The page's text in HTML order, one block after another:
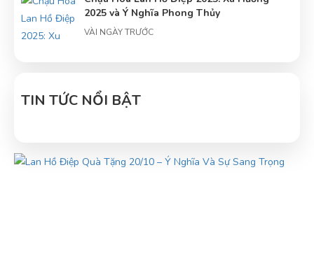
2025 và Ý Nghĩa Phong Thủy
VÀI NGÀY TRƯỚC
VÀI NGÀY TRƯỚC
TIN TỨC NỔI BẬT